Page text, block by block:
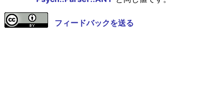
フィードバックを送る